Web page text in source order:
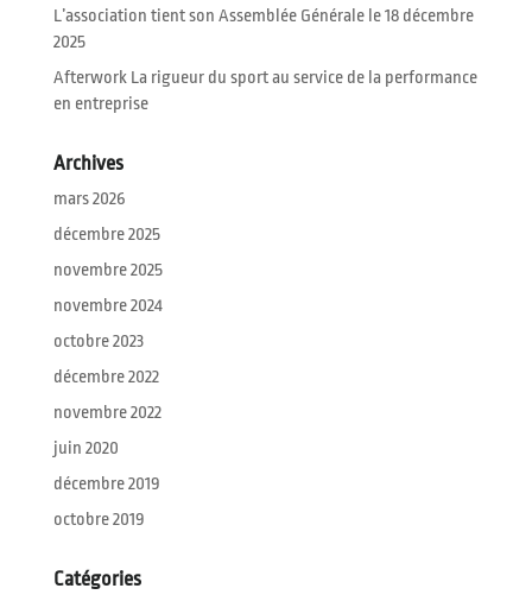
L’association tient son Assemblée Générale le 18 décembre
2025
Afterwork La rigueur du sport au service de la performance
en entreprise
Archives
mars 2026
décembre 2025
novembre 2025
novembre 2024
octobre 2023
décembre 2022
novembre 2022
juin 2020
décembre 2019
octobre 2019
Catégories